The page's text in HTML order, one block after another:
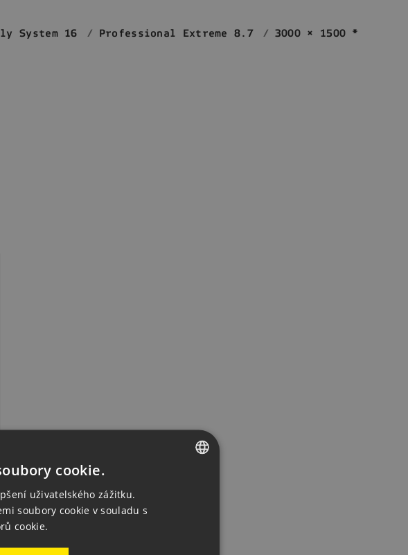
System 16 Professional Extreme 8.7 3000 × 1500 *
cookie.
uživatelského zážitku.
soubory cookie v souladu s
cookie.